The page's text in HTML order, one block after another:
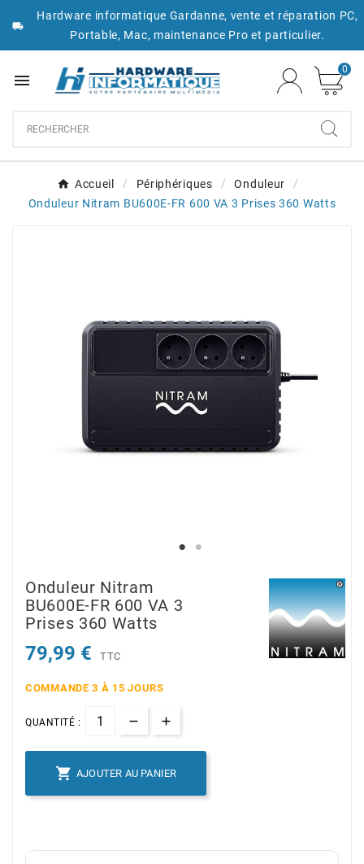

Hardware informatique Gardanne, vente et réparation PC,
Portable, Mac, maintenance Pro et particulier.

0
Accueil Périphériques
Onduleur
Onduleur Nitram BU600E-FR 600 VA 3 Prises 360 Watts
Onduleur Nitram
BU600E-FR 600 VA 3
Prises 360 Watts
79,99 € TTC
COMMANDE 3 À 15 JOURS
QUANTITÉ :
 AJOUTER AU PANIER